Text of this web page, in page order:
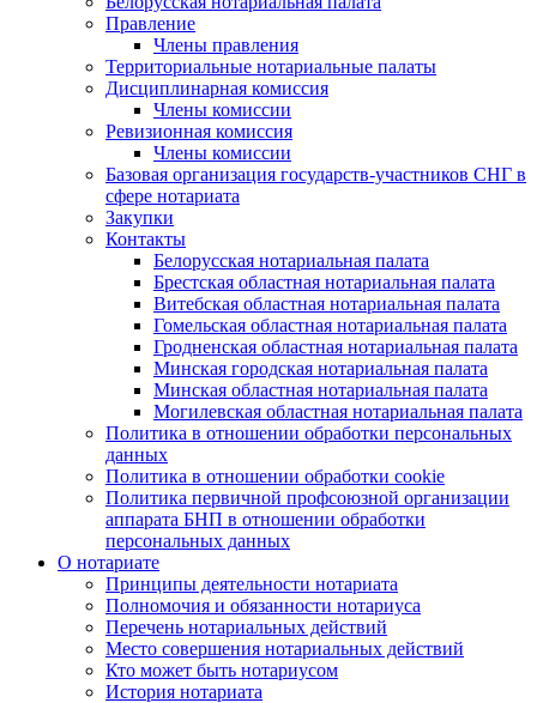
Правление
Члены правления
Территориальные нотариальные палаты
Дисциплинарная комиссия
Члены комиссии
Ревизионная комиссия
Члены комиссии
Базовая организация государств-участников СНГ в
сфере нотариата
Закупки
Контакты
Белорусская нотариальная палата
Брестская областная нотариальная палата
Витебская областная нотариальная палата
Гомельская областная нотариальная палата
Гродненская областная нотариальная палата
Минская городская нотариальная палата
Минская областная нотариальная палата
Могилевская областная нотариальная палата
Политика в отношении обработки персональных
данных
Политика в отношении обработки cookie
Политика первичной профсоюзной организации
аппарата БНП в отношении обработки
персональных данных
О нотариате
Принципы деятельности нотариата
Полномочия и обязанности нотариуса
Перечень нотариальных действий
Место совершения нотариальных действий
Кто может быть нотариусом
История нотариата